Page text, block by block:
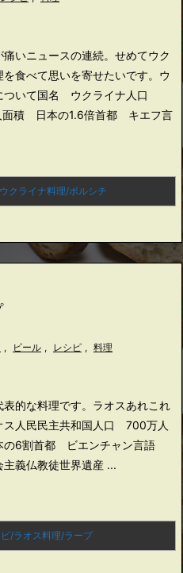
いニュースの連続。 せめてウク
食べて思いを寄せたいです。 ウ
ついて国名 ウクライナ 人口
面積 日本の1.6倍首都 キエフ言
クライナ料理/ボルシチ
, ビール , レシピ , 料理
的な料理です。 ラオスあれこれ
人民民主共和国 人口 700万人
6割首都 ビエンチャン言語
主義仏教徒世界遺産 ...
/ラオス料理/ラープ